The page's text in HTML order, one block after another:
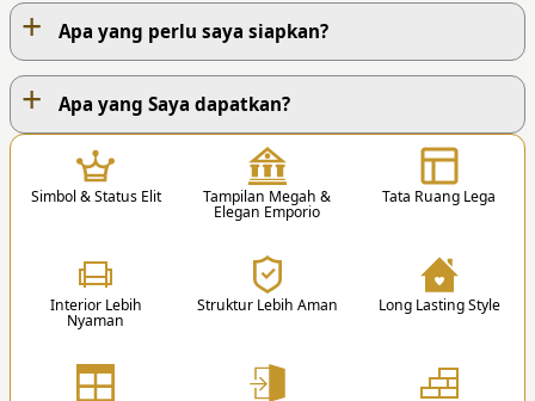
PROSES KERJA KAMI
Anda dapat menghubungi kami via Telp. /
+ Apa yang perlu saya siapkan?
+ Apa yang Saya dapatkan?
Simbol & Status Elit Tampilan Megah &
Elegan Emporio
Tata Ruang Lega
Interior Lebih
Nyaman
Struktur Lebih Aman Long Lasting Style